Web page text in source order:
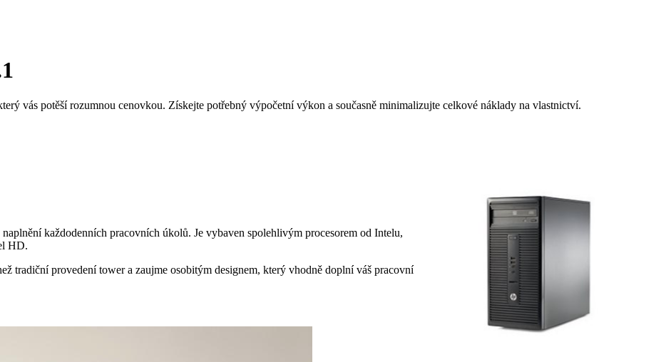
vás potěší rozumnou cenovkou. Získejte potřebný výpočetní výkon a současně minimalizujte celkové náklady na vlastnictví.
každodenních pracovních úkolů. Je vybaven spolehlivým procesorem od Intelu,
HD.
tradiční provedení tower a zaujme osobitým designem, který vhodně doplní váš pracovní